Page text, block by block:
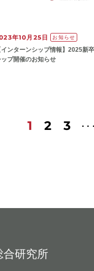
年10月25日 お知らせ
インターンシップ情報】2025新
ップ開催のお知らせ
1 2 3
合研究所